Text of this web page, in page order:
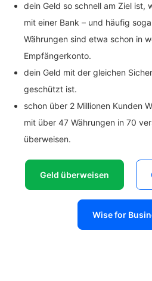
dein Geld so schnell am Ziel ist,
mit einer Bank – und häufig
Währungen sind etwa schon in
Empfängerkonto.
dein Geld mit der gleichen
geschützt ist.
schon über 2 Millionen Kunden
mit über 47 Währungen in 70
überweisen.
Geld überweisen
Wise for